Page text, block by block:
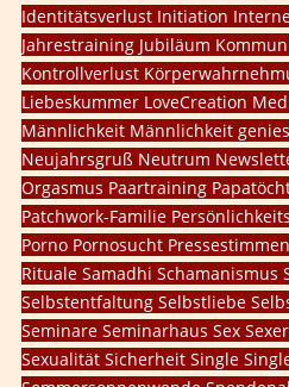
Identitätsverlust Initiation
Jahrestraining Jubiläum
Kontrollverlust
Liebeskummer LoveCreation
Männlichkeit Männlichkeit
Neujahrsgruß Neutrum
Orgasmus Paartraining
Patchwork-Familie
Porno Pornosucht Pressestimmen
Rituale Samadhi Schamanismus
Selbstentfaltung Selbstliebe
Seminare Seminarhaus Sex
Sexualität Sicherheit Single